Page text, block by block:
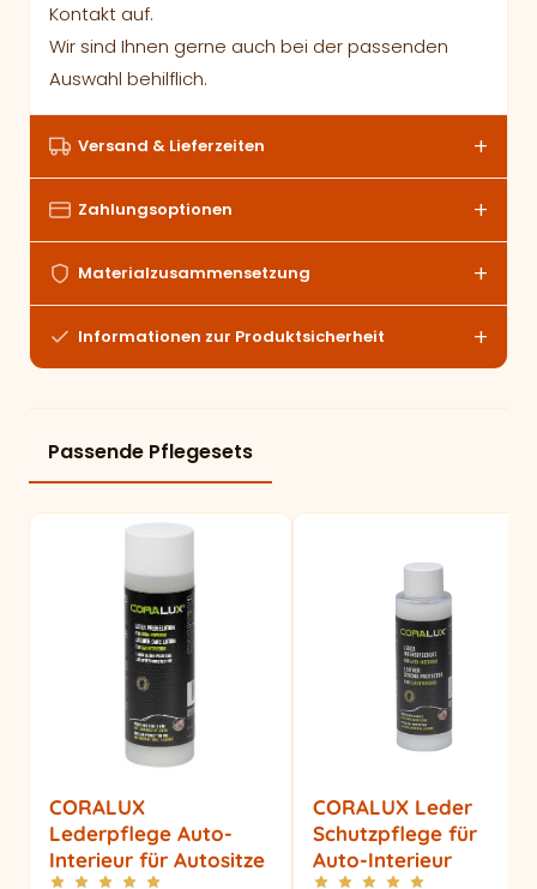
Kontakt auf.
Wir sind Ihnen gerne auch bei der passenden
Auswahl behilflich.
Versand & Lieferzeiten
Zahlungsoptionen
Materialzusammensetzung
Informationen zur Produktsicherheit
Passende Pflegesets
CORALUX
Lederpflege Auto-
Interieur für Autositze
CORALUX Leder
Schutzpflege für
Auto-Interieur